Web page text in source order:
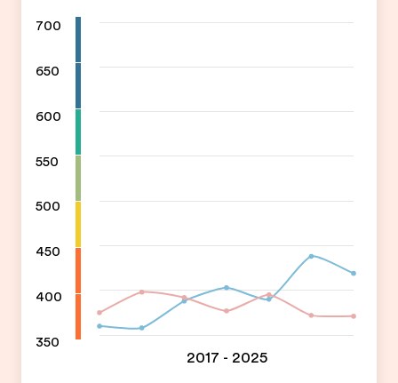
700
650
600
550
500
450
400
350
2017 - 2025